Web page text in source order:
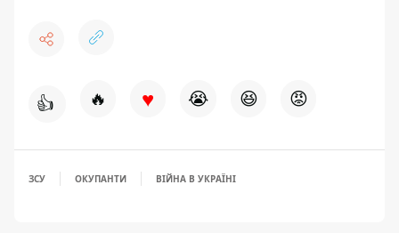
👍 🔥 ♥ 😭 😆 😡
ЗСУ ОКУПАНТИ ВІЙНА В УКРАЇНІ